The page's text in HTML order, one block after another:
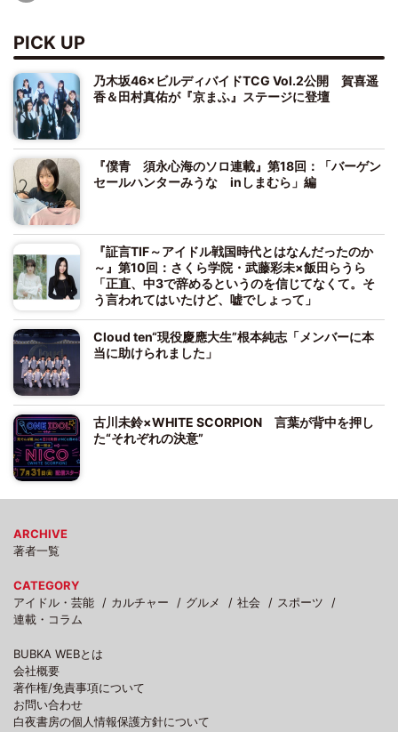
PICK UP
乃木坂46×ビルディバイドTCG Vol.2公開 賀喜遥
香＆田村真佑が『京まふ』ステージに登壇
『僕青 須永心海のソロ連載』第18回：「バーゲン
セールハンターみうな inしまむら」編
『証言TIF～アイドル戦国時代とはなんだったのか
～』第10回：さくら学院・武藤彩未×飯田らうら
「正直、中3で辞めるというのを信じてなくて。そ
う言われてはいたけど、嘘でしょって」
Cloud ten“現役慶應大生”根本純志「メンバーに本
当に助けられました」
古川未鈴×WHITE SCORPION 言葉が背中を押し
た“それぞれの決意”
ARCHIVE
著者一覧
CATEGORY
アイドル・芸能
カルチャー グルメ 社会
スポーツ
連載・コラム
BUBKA WEBとは
会社概要
著作権/免責事項について
お問い合わせ
白夜書房の個人情報保護方針について